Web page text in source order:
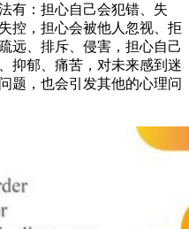
有：担心自己会犯错、失
控，担心会被他人忽视、拒
远、排斥、侵害，担心自己
抑郁、痛苦，对未来感到迷
题，也会引发其他的心理问